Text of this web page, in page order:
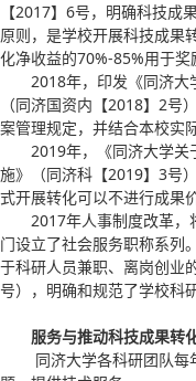
【2017】6号，明确科技成
原则，是学校开展科技成果
化净收益的70%-85%用于奖
2018年，印发《同济大
（同济国资内【2018】2号
案管理规定，并结合本校实
2019年，《同济大学关
施》（同济科【2019】3号
式开展转化可以不进行成果
2017年人事制度改革，
门设立了社会服务职称系列
于科研人员兼职、离岗创业
号），明确和规范了学校科
服务与推动科技成果转
同济大学各科研团队